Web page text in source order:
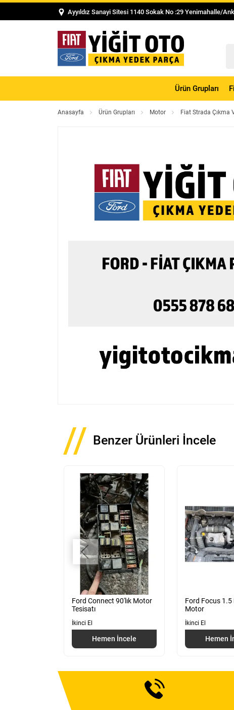
Ayyıldız Sanayi Sitesi 1140 Sokak No :29 Yenimahalle/
Ürün Grupları
Anasayfa Ürün Grupları Motor Fiat Strada Çıkma
Benzer Ürünleri İncele
Ford Connect 90'lık Motor
Tesisatı
İkinci El
Hemen İncele
Ford Focus 1.5
Motor
İkinci El
Hemen